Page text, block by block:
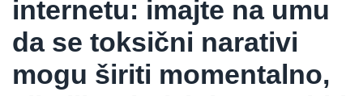
internetu: imajte na umu
da se toksični narativi
mogu širiti momentalno,